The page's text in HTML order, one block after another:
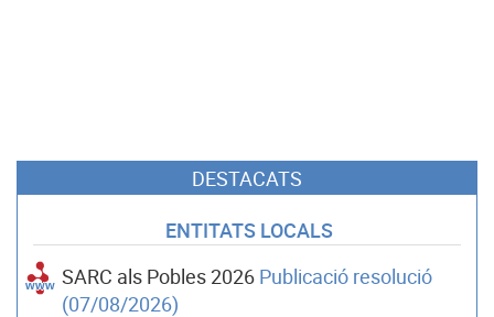
DESTACATS
ENTITATS LOCALS
SARC als Pobles 2026 Publicació resolució
(07/08/2026)